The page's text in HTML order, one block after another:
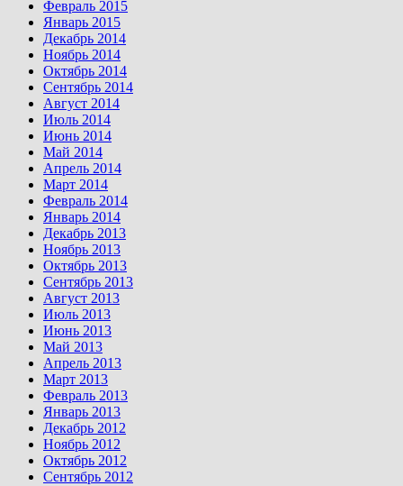
Февраль 2015
Январь 2015
Декабрь 2014
Ноябрь 2014
Октябрь 2014
Сентябрь 2014
Август 2014
Июль 2014
Июнь 2014
Май 2014
Апрель 2014
Март 2014
Февраль 2014
Январь 2014
Декабрь 2013
Ноябрь 2013
Октябрь 2013
Сентябрь 2013
Август 2013
Июль 2013
Июнь 2013
Май 2013
Апрель 2013
Март 2013
Февраль 2013
Январь 2013
Декабрь 2012
Ноябрь 2012
Октябрь 2012
Сентябрь 2012